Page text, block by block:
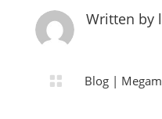
Written by
 Blog|